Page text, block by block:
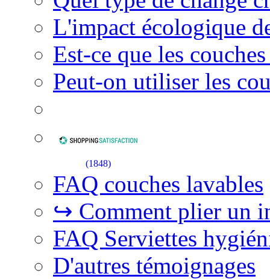
L'impact écologique
Est-ce que les
Peut-on utiliser les
(1848)
FAQ couches lavables
↪ Comment plier un
FAQ Serviettes
D'autres témoignages